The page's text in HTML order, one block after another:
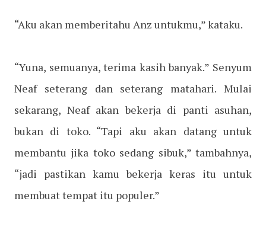
“Aku akan memberitahu Anz untukmu,” kataku.
“Yuna, semuanya, terima kasih banyak.” Senyum
Neaf seterang dan seterang matahari. Mulai
sekarang, Neaf akan bekerja di panti asuhan,
bukan di toko. “Tapi aku akan datang untuk
membantu jika toko sedang sibuk,” tambahnya,
“jadi pastikan kamu bekerja keras itu untuk
membuat tempat itu populer.”